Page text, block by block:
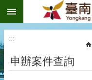
跳到主要內容區塊
:::
申辦案件查詢